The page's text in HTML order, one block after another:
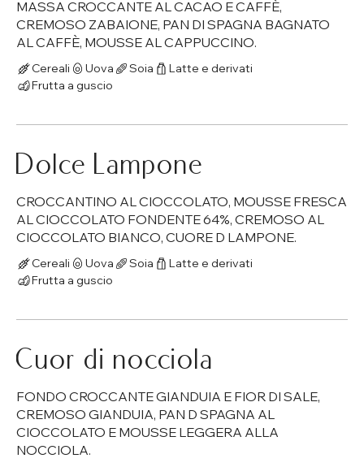
MASSA CROCCANTE AL CACAO E CAFFÈ,
CREMOSO ZABAIONE, PAN DI SPAGNA BAGNATO
AL CAFFÈ, MOUSSE AL CAPPUCCINO.
Cereali Uova Soia
Latte e derivati
Frutta a guscio
Dolce Lampone
CROCCANTINO AL CIOCCOLATO, MOUSSE FRESCA
AL CIOCCOLATO FONDENTE 64%, CREMOSO AL
CIOCCOLATO BIANCO, CUORE D LAMPONE.
Cereali Uova Soia
Latte e derivati
Frutta a guscio
Cuor di nocciola
FONDO CROCCANTE GIANDUIA E FIOR DI SALE,
CREMOSO GIANDUIA, PAN D SPAGNA AL
CIOCCOLATO E MOUSSE LEGGERA ALLA
NOCCIOLA.